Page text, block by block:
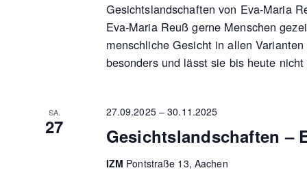
Gesichtslandschaften von Eva-Maria
Eva-Maria Reuß gerne Menschen
menschliche Gesicht in allen
besonders und lässt sie bis heute
SA.
27 Gesichtslandschaften –
27.09.2025–30.11.2025
IZM Pontstraße 13, Aachen